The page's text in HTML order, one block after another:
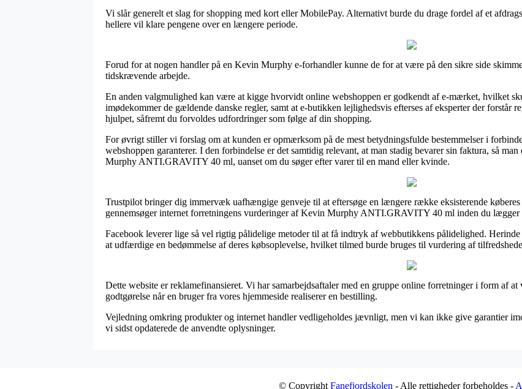
Vi slår generelt et slag for shopping med kort eller MobilePay. Alternativt burde du drage fordel af et
hellere vil klare pengene over en længere periode.
Forud for at nogen handler på en Kevin Murphy e-forhandler kunne de for at være på den sikre side
tidskrævende arbejde.
En anden valgmulighed kan være at kigge hvorvidt online webshoppen er godkendt af e-mærket, hvilket
imødekommer de gældende danske regler, samt at e-butikken lejlighedsvis efterses af eksperter der forstår
hjulpet, såfremt du forvoldes udfordringer som følge af din shopping.
For øvrigt stiller vi forslag om at kunden er opmærksom på de mest betydningsfulde bestemmelser i
webshoppen garanterer. I den forbindelse er det samtidig relevant, at man stadig bevarer sin faktura, så
Murphy ANTI.GRAVITY 40 ml, uanset om du søger efter varer til en mand eller kvinde.
Trustpilot bringer dig immervæk uafhængige genveje til at eftersøge en længere række eksisterende
gennemsøger internet forretningens vurderinger af Kevin Murphy ANTI.GRAVITY 40 ml inden du lægger
Facebook leverer lige så vel rigtig pålidelige metoder til at få indtryk af webbutikkens pålidelighed.
at udfærdige en bedømmelse af deres købsoplevelse, hvilket tilmed burde bruges til vurdering af
Dette website er reklamefinansieret. Vi har samarbejdsaftaler med en gruppe online forretninger i form af
godtgørelse når en bruger fra vores hjemmeside realiserer en bestilling.
Vejledning omkring produkter og internet handler vedligeholdes jævnligt, men vi kan ikke give garantier
vi sidst opdaterede de anvendte oplysninger.
© Copyright Fanefjordskolen - Alle rettigheder forbeholdes -